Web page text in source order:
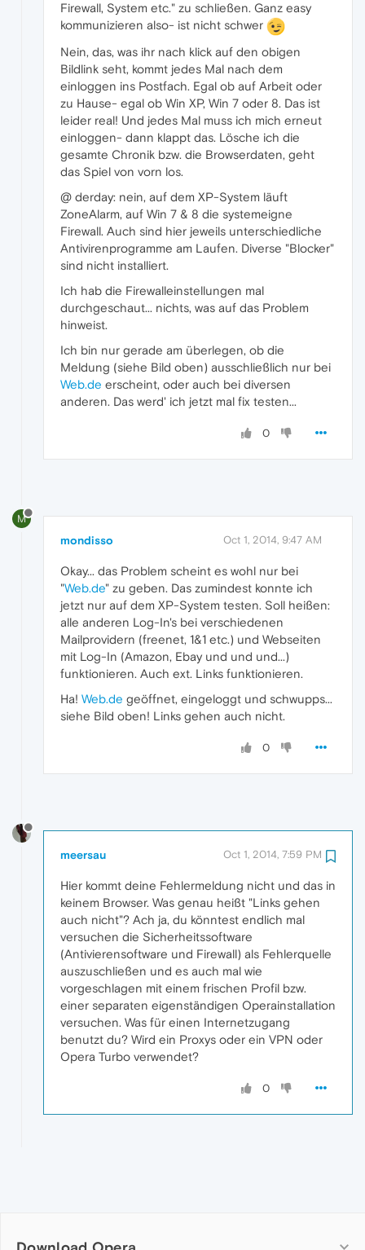
Firewall, System etc." zu schließen. Ganz easy
kommunizieren also- ist nicht schwer
Nein, das, was ihr nach klick auf den obigen
Bildlink seht, kommt jedes Mal nach dem
einloggen ins Postfach. Egal ob auf Arbeit oder
zu Hause- egal ob Win XP, Win 7 oder 8. Das ist
leider real! Und jedes Mal muss ich mich erneut
einloggen- dann klappt das. Lösche ich die
gesamte Chronik bzw. die Browserdaten, geht
das Spiel von vorn los.
@ derday: nein, auf dem XP-System läuft
ZoneAlarm, auf Win 7 & 8 die systemeigne
Firewall. Auch sind hier jeweils unterschiedliche
Antivirenprogramme am Laufen. Diverse "Blocker"
sind nicht installiert.
Ich hab die Firewalleinstellungen mal
durchgeschaut... nichts, was auf das Problem
hinweist.
Ich bin nur gerade am überlegen, ob die
Meldung (siehe Bild oben) ausschließlich nur bei
Web.de erscheint, oder auch bei diversen
anderen. Das werd' ich jetzt mal fix testen...
0
M
mondisso Oct 1, 2014, 9:47 AM
Okay... das Problem scheint es wohl nur bei
"Web.de" zu geben. Das zumindest konnte ich
jetzt nur auf dem XP-System testen. Soll heißen:
alle anderen Log-In's bei verschiedenen
Mailprovidern (freenet, 1&1 etc.) und Webseiten
mit Log-In (Amazon, Ebay und und und...)
funktionieren. Auch ext. Links funktionieren.
Ha! Web.de geöffnet, eingeloggt und schwupps...
siehe Bild oben! Links gehen auch nicht.
0
meersau Oct 1, 2014, 7:59 PM
Hier kommt deine Fehlermeldung nicht und das in
keinem Browser. Was genau heißt "Links gehen
auch nicht"? Ach ja, du könntest endlich mal
versuchen die Sicherheitssoftware
(Antivierensoftware und Firewall) als Fehlerquelle
auszuschließen und es auch mal wie
vorgeschlagen mit einem frischen Profil bzw.
einer separaten eigenständigen Operainstallation
versuchen. Was für einen Internetzugang
benutzt du? Wird ein Proxys oder ein VPN oder
Opera Turbo verwendet?
0